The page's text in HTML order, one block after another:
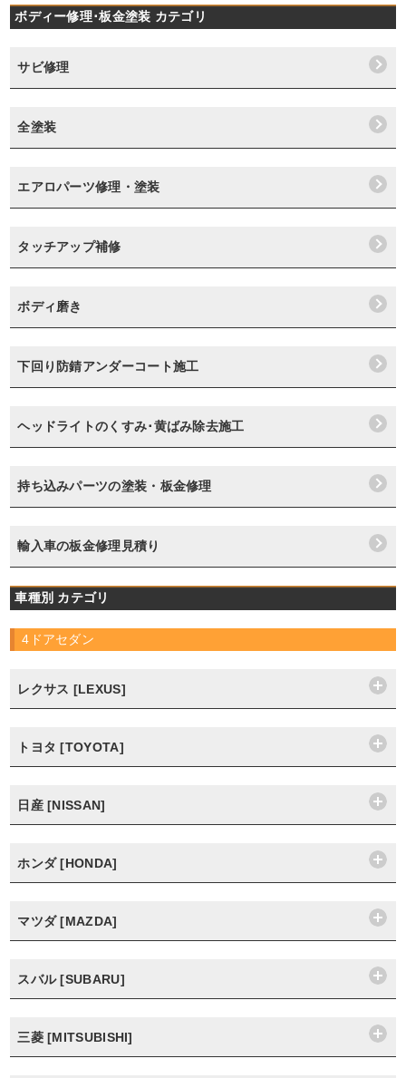
ボディー修理･板金塗装 カテゴリ
サビ修理
全塗装
エアロパーツ修理・塗装
タッチアップ補修
ボディ磨き
下回り防錆アンダーコート施工
ヘッドライトのくすみ･黄ばみ除去施工
持ち込みパーツの塗装・板金修理
輸入車の板金修理見積り
車種別 カテゴリ
4ドアセダン
レクサス [LEXUS]
トヨタ [TOYOTA]
日産 [NISSAN]
ホンダ [HONDA]
マツダ [MAZDA]
スバル [SUBARU]
三菱 [MITSUBISHI]